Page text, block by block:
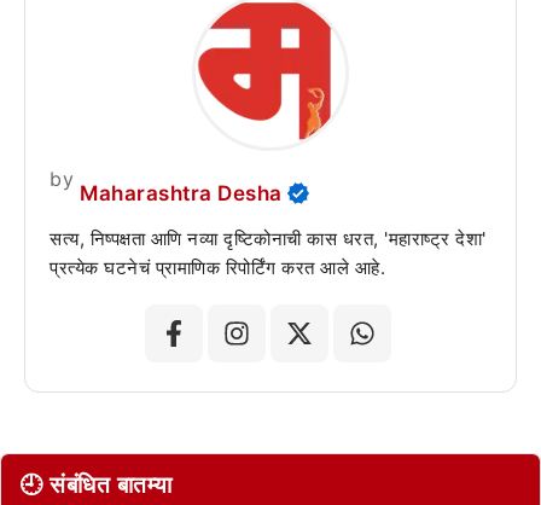
by
Maharashtra Desha
सत्य, निष्पक्षता आणि नव्या दृष्टिकोनाची कास धरत, 'महाराष्ट्र देशा'
प्रत्येक घटनेचं प्रामाणिक रिपोर्टिंग करत आले आहे.
🕘 संबंधित बातम्या